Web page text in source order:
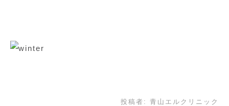
投稿者: 青山エルクリニック